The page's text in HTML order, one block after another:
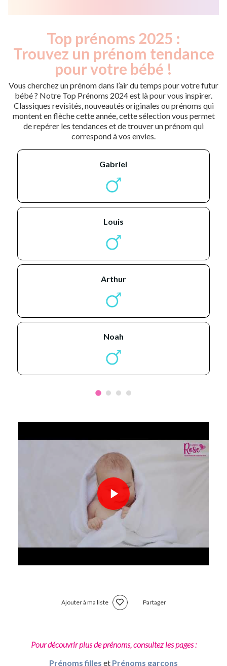
Top prénoms 2025 :
Trouvez un prénom tendance
pour votre bébé !
Vous cherchez un prénom dans l’air du temps pour votre futur
bébé ? Notre Top Prénoms 2024 est là pour vous inspirer.
Classiques revisités, nouveautés originales ou prénoms qui
montent en flèche cette année, cette sélection vous permet
de repérer les tendances et de trouver un prénom qui
correspond à vos envies.
gabriel
louis
arthur
noah
Ajouter à ma liste Partager
Pour découvrir plus de prénoms, consultez les pages :
Prénoms filles et Prénoms garçons